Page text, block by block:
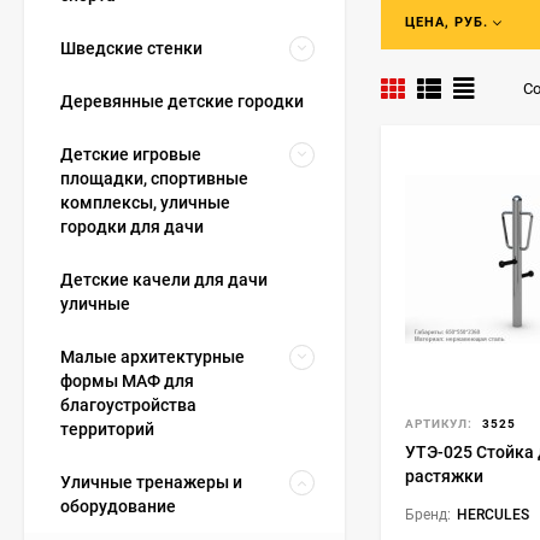
заключается в
сторона - единая
уличными
Наша компания
высокую
Собрав
улучшать
учреждений и
своему подобию,
отличная идея в
ЦЕНА, РУБ.
АРТИКУЛ: 3525
УТЭ-025 Стойка
растяжки
Бренд: HERCULES
Шведские стенки
Деревянные детские городки
Детские игровые
площадки, спортивные
комплексы, уличные
городки для дачи
Детские качели для дачи
уличные
Малые архитектурные
формы МАФ для
благоустройства
территорий
Уличные тренажеры и
оборудование